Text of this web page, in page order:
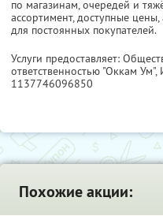
по магазинам, очередей и
ассортимент, доступные
для постоянных покупателей.
Услуги предоставляет:
ответственностью "Оккам Ум",
1137746096850
Похожие акции: